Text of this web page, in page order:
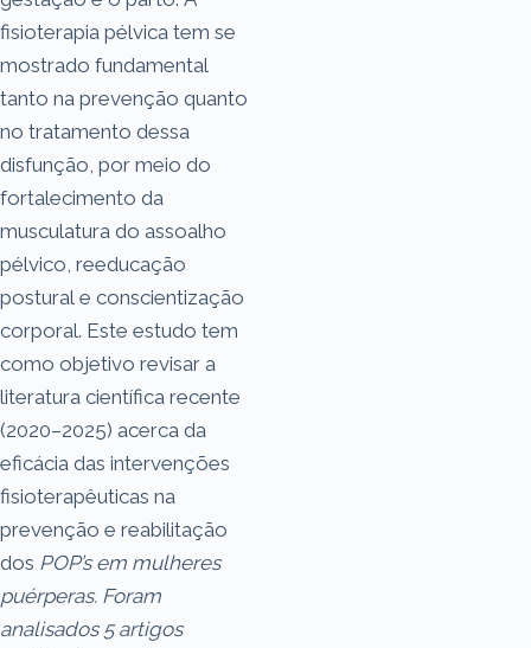
fisioterapia pélvica tem se
mostrado fundamental
tanto na prevenção quanto
no tratamento dessa
disfunção, por meio do
fortalecimento da
musculatura do assoalho
pélvico, reeducação
postural e conscientização
corporal. Este estudo tem
como objetivo revisar a
literatura científica recente
(2020–2025) acerca da
eficácia das intervenções
fisioterapêuticas na
prevenção e reabilitação
dos POP’sem mulheres
puérperas. Foram
analisados 5 artigos